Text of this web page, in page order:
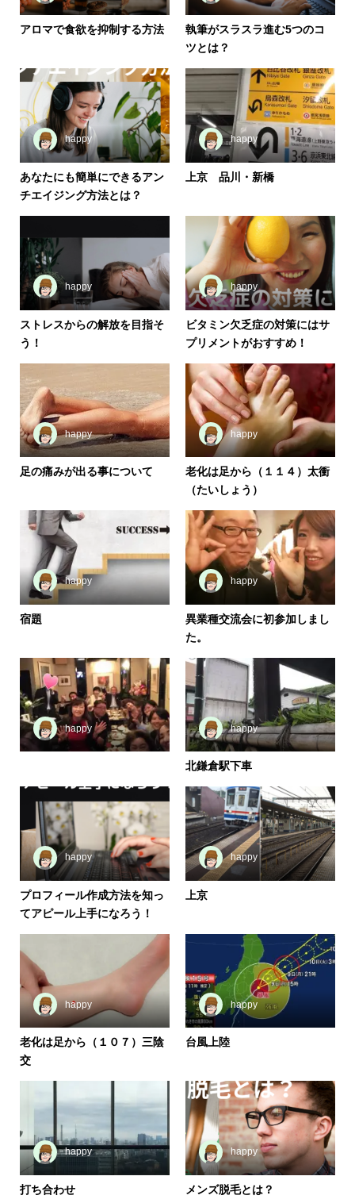
アロマで食欲を抑制する方法
執筆がスラスラ進む5つのコ
ツとは？
happy
あなたにも簡単にできるアン
チエイジング方法とは？
happy
上京 品川・新橋
happy
ストレスからの解放を目指そ
う！
happy
ビタミン欠乏症の対策にはサ
プリメントがおすすめ！
happy
足の痛みが出る事について
happy
老化は足から（１１４）太衝
（たいしょう）
happy
宿題
happy
異業種交流会に初参加しまし
た。
happy happy
北鎌倉駅下車
happy
プロフィール作成方法を知っ
てアピール上手になろう！
happy
上京
happy
老化は足から（１０７）三陰
交
happy
台風上陸
happy
打ち合わせ
happy
メンズ脱毛とは？